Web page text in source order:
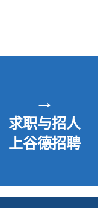
→
求职与招人
上谷德招聘